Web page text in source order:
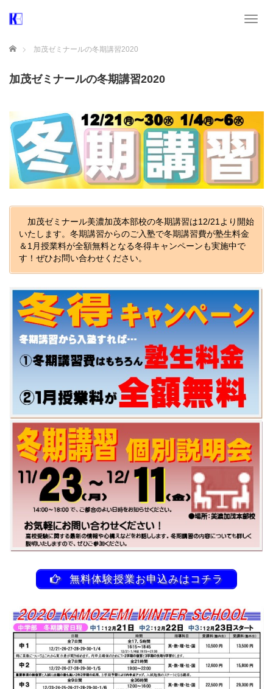
T
i
a
o
ホーム 加茂ゼミナールの冬期講習2020
加茂ゼミナールの冬期講習2020
加茂ゼミナール美濃加茂本部校の冬期講習は12/21より開始
いたします。冬期講習からのご入塾で冬期講習費が塾生料金
＆1月授業料が全額無料となる冬得キャンペーンも実施中で
す！ぜひお問い合わせください。
無料体験授業お申込みはコチラ